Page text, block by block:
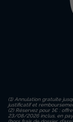
(1) Annulation gratuite
justificatif et
(2) Réservez pour 1€ :
23/08/2026 inclus, en